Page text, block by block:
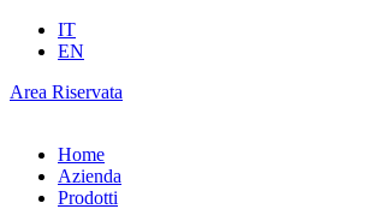
IT
EN
Area Riservata
Home
Azienda
Prodotti